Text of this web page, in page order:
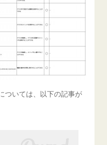
ついては、以下の記事が